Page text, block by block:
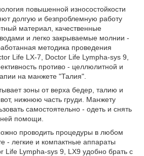
повышенной износостойкости
долгую и безпроблемную работу
материал, качественные
и легко закрываемые молнии -
методика проведения
Life LX-7, Doctor Life Lympha-sys 9,
противо - целлюлитной и
на манжете "Талия".
зоны от верха бедер, талию и
нижнюю часть груди. Манжету
самостоятельно - одеть и снять
помощи.
проводить процедуры в любом
- легкие и компактные аппараты
Life Lympha-sys 9, LX9 удобно брать с